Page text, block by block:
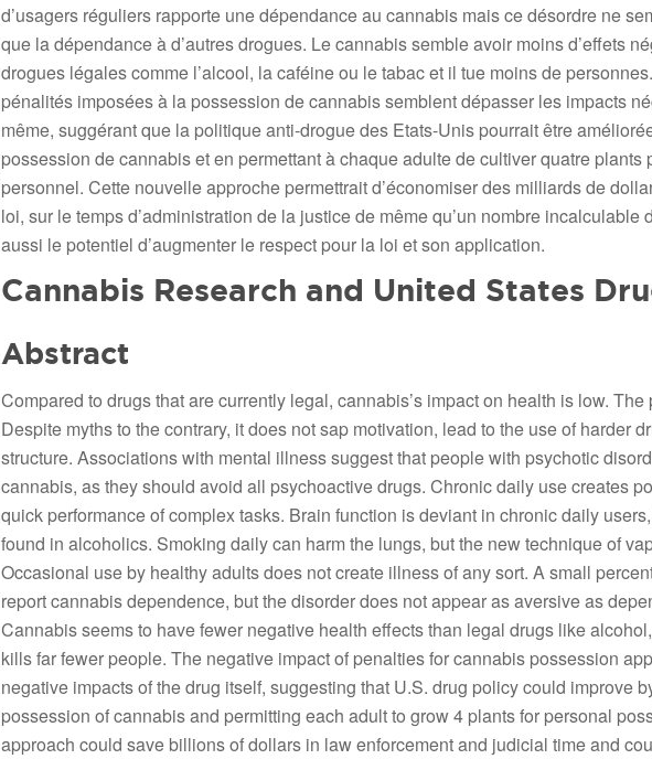
d’usagers réguliers rapporte une dépendance au cannabis mais ce désordre ne
que la dépendance à d’autres drogues. Le cannabis semble avoir moins d’effets
drogues légales comme l’alcool, la caféine ou le tabac et il tue moins de
pénalités imposées à la possession de cannabis semblent dépasser les impacts
même, suggérant que la politique anti-drogue des Etats-Unis pourrait être
possession de cannabis et en permettant à chaque adulte de cultiver quatre plants
personnel. Cette nouvelle approche permettrait d’économiser des milliards de
loi, sur le temps d’administration de la justice de même qu’un nombre incalculable
aussi le potentiel d’augmenter le respect pour la loi et son application.
Cannabis Research and United States
Abstract
Compared to drugs that are currently legal, cannabis’s impact on health is low.
Despite myths to the contrary, it does not sap motivation, lead to the use of harder
structure. Associations with mental illness suggest that people with psychotic
cannabis, as they should avoid all psychoactive drugs. Chronic daily use creates
quick performance of complex tasks. Brain function is deviant in chronic daily
found in alcoholics. Smoking daily can harm the lungs, but the new technique of
Occasional use by healthy adults does not create illness of any sort. A small
report cannabis dependence, but the disorder does not appear as aversive as
Cannabis seems to have fewer negative health effects than legal drugs like
kills far fewer people. The negative impact of penalties for cannabis possession
negative impacts of the drug itself, suggesting that U.S. drug policy could improve
possession of cannabis and permitting each adult to grow 4 plants for personal
approach could save billions of dollars in law enforcement and judicial time and